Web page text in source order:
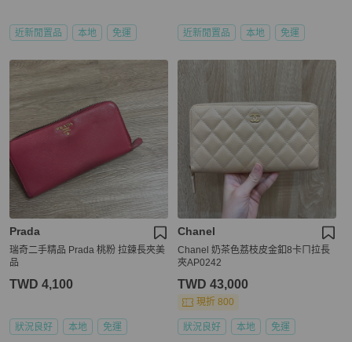
近新閒置品 本地 免運 近新閒置品 本地 免運
Prada
瑞奇二手精品 Prada 桃粉 拉鍊長夾美
品
TWD 4,100
狀況良好 本地 免運
Chanel
Chanel 奶茶色荔枝皮金釦8卡ㄇ拉長
夾AP0242
TWD 43,000
現折 800
狀況良好 本地 免運